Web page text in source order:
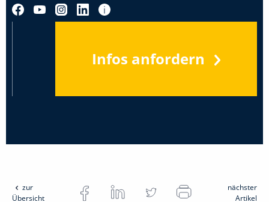
Infos anfordern
zur
Übersicht
nächster
Artikel